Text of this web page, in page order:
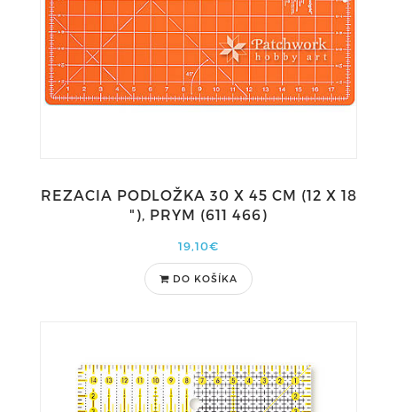
REZACIA PODLOŽKA 30 X 45 CM (12 X 18
"), PRYM (611 466)
19,10€
DO KOŠÍKA